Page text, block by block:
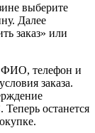
выберите
Далее
заказ» или
ФИО, телефон и
заказа.
останется